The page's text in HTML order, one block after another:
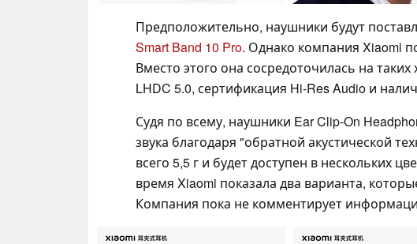
Предположительно, наушники будут
Smart Band 10 Pro. Однако компания Xiaomi
Вместо этого она сосредоточилась на таких
LHDC 5.0, сертификация Hi-Res Audio и
Судя по всему, наушники Ear Clip-On
звука благодаря "обратной акустической
всего 5,5 г и будет доступен в нескольких
время Xiaomi показала два варианта,
Компания пока не комментирует